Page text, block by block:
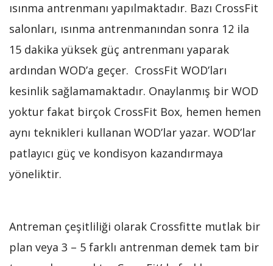
ısınma antrenmanı yapılmaktadır. Bazı CrossFit
salonları, ısınma antrenmanından sonra 12 ila
15 dakika yüksek güç antrenmanı yaparak
ardından WOD’a geçer. CrossFit WOD’ları
kesinlik sağlamamaktadır. Onaylanmış bir WOD
yoktur fakat birçok CrossFit Box, hemen hemen
aynı teknikleri kullanan WOD’lar yazar. WOD’lar
patlayıcı güç ve kondisyon kazandırmaya
yöneliktir.
Antreman çeşitliliği olarak Crossfitte mutlak bir
plan veya 3 – 5 farklı antrenman demek tam bir